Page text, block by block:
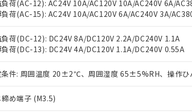
負荷(AC-12): AC24V 10A/AC120V 10A/AC240V 6A/
荷(AC-15): AC24V 10A/AC120V 6A/AC240V 3A/
負荷(DC-12): DC24V 8A/DC120V 2.2A/DC240V 1.1A
荷(DC-13): DC24V 4A/DC120V 1.1A/DC240V 0.55A
条件: 周囲温度 20±2℃、周囲湿度 65±5%RH、操作
締め端子 (M3.5)
オムロン制御機器販売店や当社販売拠点は「販売ネ
在庫状況および標準価格結果を当社の事前の承諾
マイパーツ機能（部品リスト作成サービス）をご
ている必要があります。
お客様が当ウェブサイト上で当社にご登録された部
が、当社の製品・サービスに関するお客様との取
さい。
※当社の共同利用者とは、
いる法人を指します。
品在庫の切り替え状況などにより、予定月が前後するこ
非含有証明書ダウンロード
記の非含有証明書をダウンロードすることができます。
環境保護使用期限
ｅ」：有害物質（10物質）のすべてが基準値以下であ
10」：通常の使用状況下において有害物質が外部に漏
します。
また当社は、販売先および販売に係わる関係者が
たしません。
合意する
－
在庫なし(最新の在庫状況については、お客様
機器販売店・当社販売員にご確認ください)
空
白
受注生産機種、また在庫状況の情報を公開して